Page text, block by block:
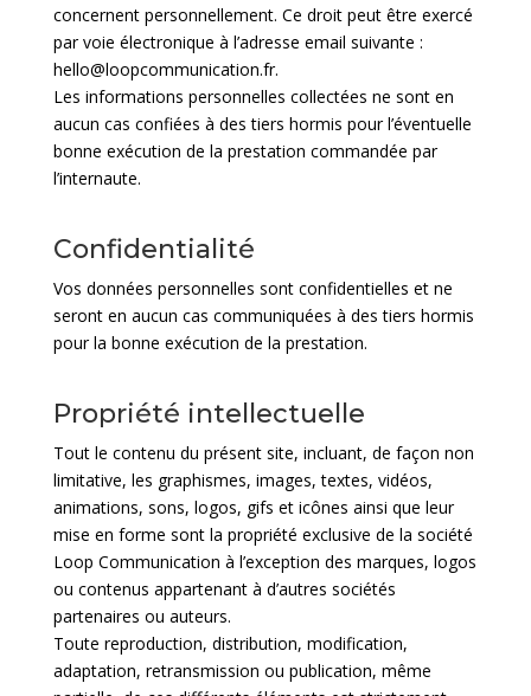
concernent personnellement. Ce droit peut être exercé
par voie électronique à l’adresse email suivante :
hello@loopcommunication.fr.
Les informations personnelles collectées ne sont en
aucun cas confiées à des tiers hormis pour l’éventuelle
bonne exécution de la prestation commandée par
l’internaute.
Confidentialité
Vos données personnelles sont confidentielles et ne
seront en aucun cas communiquées à des tiers hormis
pour la bonne exécution de la prestation.
Propriété intellectuelle
Tout le contenu du présent site, incluant, de façon non
limitative, les graphismes, images, textes, vidéos,
animations, sons, logos, gifs et icônes ainsi que leur
mise en forme sont la propriété exclusive de la société
Loop Communication à l’exception des marques, logos
ou contenus appartenant à d’autres sociétés
partenaires ou auteurs.
Toute reproduction, distribution, modification,
adaptation, retransmission ou publication, même